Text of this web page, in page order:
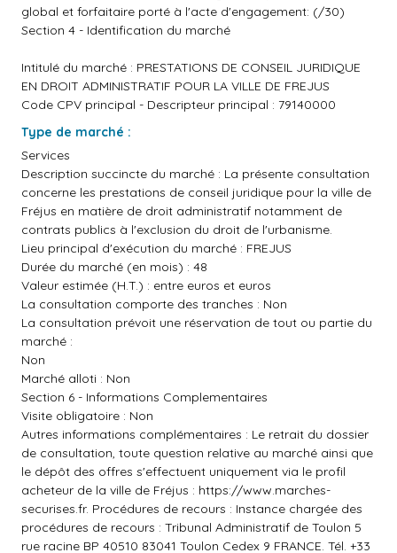
global et forfaitaire porté à l'acte d'engagement: (/30)
Section 4 - Identification du marché
Intitulé du marché : PRESTATIONS DE CONSEIL JURIDIQUE
EN DROIT ADMINISTRATIF POUR LA VILLE DE FREJUS
Code CPV principal - Descripteur principal : 79140000
Type de marché :
Services
Description succincte du marché : La présente consultation
concerne les prestations de conseil juridique pour la ville de
Fréjus en matière de droit administratif notamment de
contrats publics à l'exclusion du droit de l'urbanisme.
Lieu principal d'exécution du marché : FREJUS
Durée du marché (en mois) : 48
Valeur estimée (H.T.) : entre euros et euros
La consultation comporte des tranches : Non
La consultation prévoit une réservation de tout ou partie du
marché :
Non
Marché alloti : Non
Section 6 - Informations Complementaires
Visite obligatoire : Non
Autres informations complémentaires : Le retrait du dossier
de consultation, toute question relative au marché ainsi que
le dépôt des offres s'effectuent uniquement via le profil
acheteur de la ville de Fréjus : https://www.marches-
securises.fr. Procédures de recours : Instance chargée des
procédures de recours : Tribunal Administratif de Toulon 5
rue racine BP 40510 83041 Toulon Cedex 9 FRANCE. Tél. +33